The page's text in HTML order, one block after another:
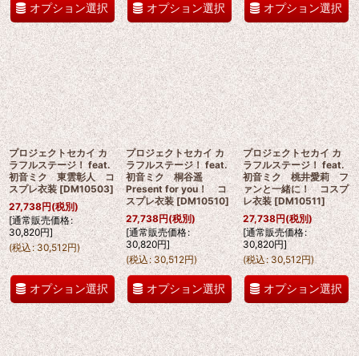
オプション選択 オプション選択 オプション選択
プロジェクトセカイ カ
ラフルステージ！ feat.
初音ミク 東雲彰人 コ
スプレ衣装 [DM10503]
27,738円(税別)
[通常販売価格:
30,820円]
(税込: 30,512円)
オプション選択
プロジェクトセカイ カ
ラフルステージ！ feat.
初音ミク 桐谷遥
Present for you！ コ
スプレ衣装 [DM10510]
27,738円(税別)
[通常販売価格:
30,820円]
(税込: 30,512円)
オプション選択
プロジェクトセカイ カ
ラフルステージ！ feat.
初音ミク 桃井愛莉 フ
ァンと一緒に！ コスプ
レ衣装 [DM10511]
27,738円(税別)
[通常販売価格:
30,820円]
(税込: 30,512円)
オプション選択